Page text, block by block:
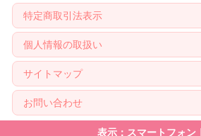
特定商取引法表示
個人情報の取扱い
サイトマップ
お問い合わせ
表示：スマートフォン｜